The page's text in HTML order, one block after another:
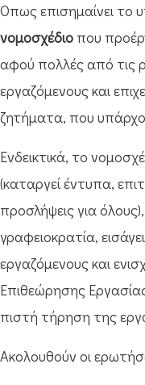
Όπως επισημαίνει το
νομοσχέδιο που
αφού πολλές από τις
εργαζόμενους και
ζητήματα, που
Ενδεικτικά, το
(καταργεί έντυπα,
προσλήψεις για
γραφειοκρατία,
εργαζόμενους και
Επιθεώρησης
πιστή τήρηση της
Ακολουθούν οι